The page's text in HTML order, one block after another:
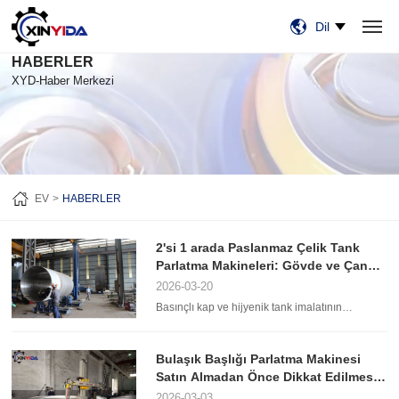
EV
VIDEO
VAKALAR
HABERLER
HAKKIMIZDA
BİZE ULAŞIN
Dil
HABERLER
XYD-Haber Merkezi
EV HABERLER
2'si 1 arada Paslanmaz Çelik Tank
Parlatma Makineleri: Gövde ve Çanak
Başlığı Taşlama İşlemlerinde
Verimliliği En Üst Düzeye Çıkarma
2026-03-20
Basınçlı kap ve hijyenik tank imalatının
zaman alıcı yüzey işleme süreciyle mücadele
ediyorlardı. Ancak, paslanmaz çelik tank
parlatma makinesinin evrimi oyunun kurallarını
Bulaşık Başlığı Parlatma Makinesi
Satın Almadan Önce Dikkat Edilmesi
Gereken En Önemli 5 Şey